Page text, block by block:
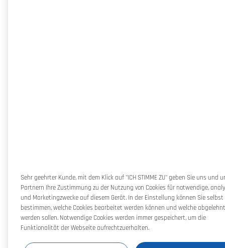
Sehr geehrter Kunde, mit dem Klick auf "ICH STIMME ZU" geben Sie uns und
Partnern Ihre Zustimmung zu der Nutzung von Cookies für notwendige,
und Marketingzwecke auf diesem Gerät. In der Einstellung können Sie selbst
bestimmen, welche Cookies bearbeitet werden können und welche
werden sollen. Notwendige Cookies werden immer gespeichert, um die
Funktionalität der Webseite aufrechtzuerhalten.